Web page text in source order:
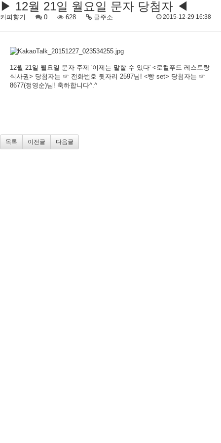
▶ 12월 21일 월요일 문자 당첨자 ◀
커피향기 0 628 글주소 2015-12-29 16:38
12월 21일 월요일 문자 주제 '이제는 말할 수 있다' <로컬푸드 레스토랑
식사권> 당첨자는 ☞ 전화번호 뒷자리 2597님! <빵 set> 당첨자는 ☞
8677(정영순)님! 축하합니다^.^
목록 이전글 다음글